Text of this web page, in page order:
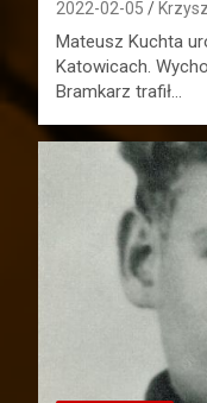
2022-02-05
Mateusz Kuchta
Katowicach.
Bramkarz trafił…